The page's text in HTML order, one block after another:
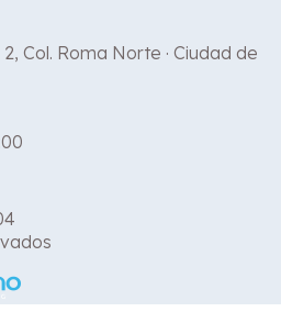
Col. Roma Norte · Ciudad de